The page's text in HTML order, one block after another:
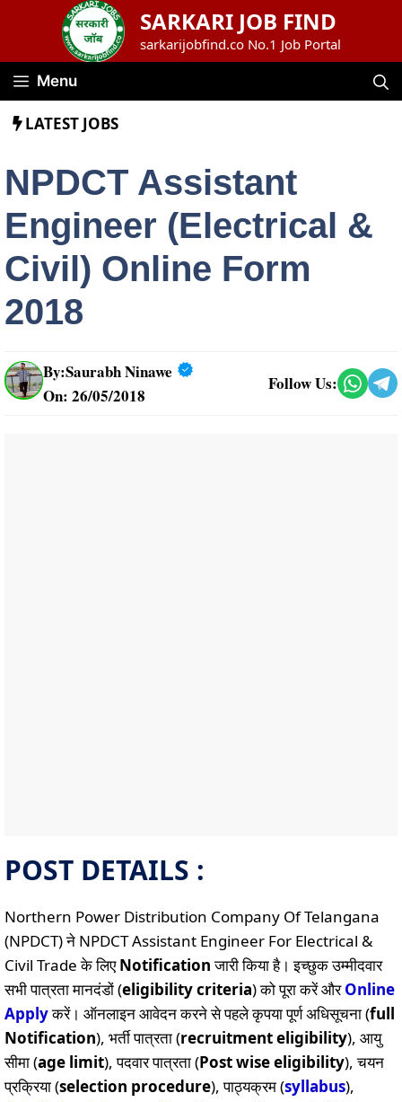
SARKARI JOB FIND
sarkarijobfind.co No.1 Job Portal
Menu
LATEST JOBS
NPDCT Assistant
Engineer (Electrical &
Civil) Online Form
2018
By:Saurabh Ninawe
On: 26/05/2018
Follow Us:
POST DETAILS :
Northern Power Distribution Company Of Telangana
(NPDCT) ने NPDCT Assistant Engineer For Electrical &
Civil Trade के लिएNotificationजारी किया है। इच्छुक उम्मीदवार
सभी पात्रता मानदंडों (eligibility criteria) को पूरा करें औरOnline
Applyकरें। ऑनलाइन आवेदन करने से पहले कृपया पूर्ण अधिसूचना (full
Notification), भर्ती पात्रता (recruitment eligibility), आयु
सीमा (age limit), पदवार पात्रता (Post wise eligibility), चयन
प्रक्रिया (selection procedure), पाठ्यक्रम (syllabus),